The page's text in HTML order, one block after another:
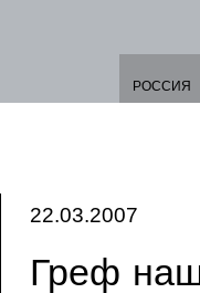
РОССИЯ
22.03.2007
Греф